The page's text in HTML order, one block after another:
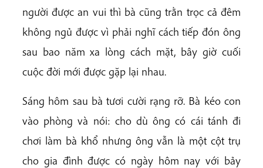
người được an vui thì bà cũng trằn trọc cả đêm
không ngủ được vì phải nghĩ cách tiếp đón ông
sau bao năm xa lòng cách mặt, bây giờ cuối
cuộc đời mới được gặp lại nhau.
Sáng hôm sau bà tươi cười rạng rỡ. Bà kéo con
vào phòng và nói: cho dù ông có cái tánh đi
chơi làm bà khổ nhưng ông vẫn là một cột trụ
cho gia đình được có ngày hôm nay với bảy